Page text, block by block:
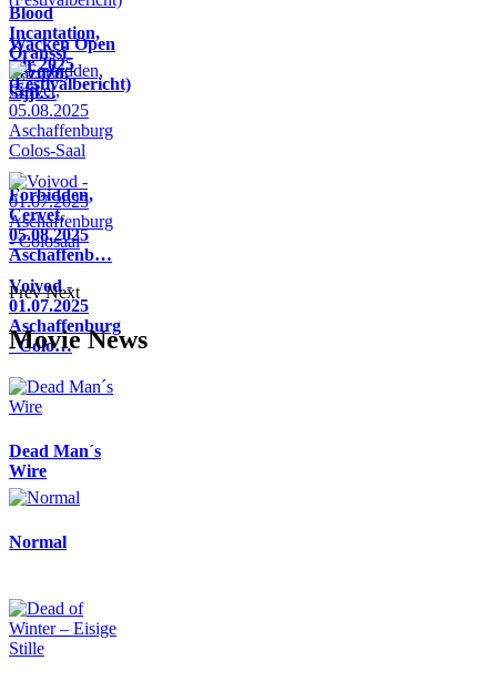
Blood
Incantation,
Oranssi
Pazuzu,
Sijji…
Wacken Open
Air 2025
(Festivalbericht)
Forbidden,
Cervet,
05.08.2025
Aschaffenb…
Voivod -
01.07.2025
Aschaffenburg
- Colo…
Prev Next
Movie News
Dead Man´s
Wire
Normal